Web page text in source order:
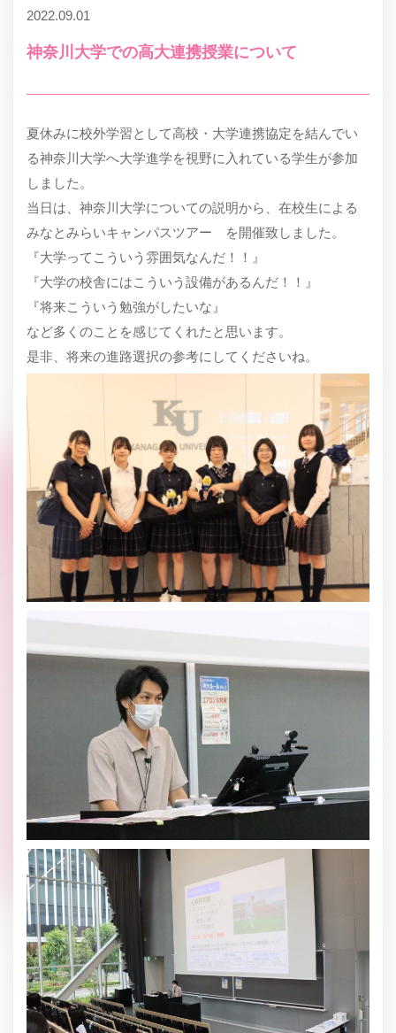
2022.09.01
神奈川大学での高大連携授業について
夏休みに校外学習として高校・大学連携協定を結んでい
る神奈川大学へ大学進学を視野に入れている学生が参加
しました。
当日は、神奈川大学についての説明から、在校生による
みなとみらいキャンパスツアー を開催致しました。
『大学ってこういう雰囲気なんだ！！』
『大学の校舎にはこういう設備があるんだ！！』
『将来こういう勉強がしたいな』
など多くのことを感じてくれたと思います。
是非、将来の進路選択の参考にしてくださいね。